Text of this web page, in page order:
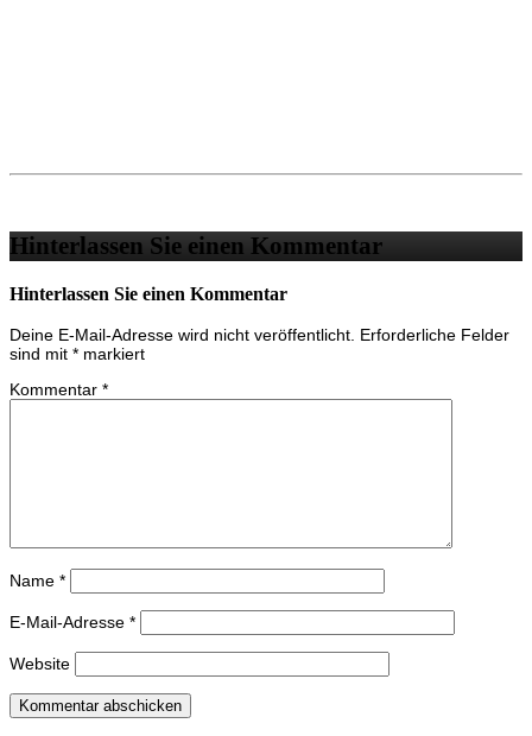
Hinterlassen Sie einen Kommentar
Hinterlassen Sie einen Kommentar
Deine E-Mail-Adresse wird nicht veröffentlicht. Erforderliche Felder
sind mit * markiert
Kommentar *
Name *
E-Mail-Adresse *
Website